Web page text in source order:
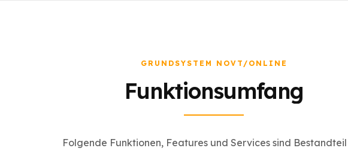
GRUNDSYSTEM NOVT/ONLINE
Funktionsumfang
Folgende Funktionen, Features und Services sind